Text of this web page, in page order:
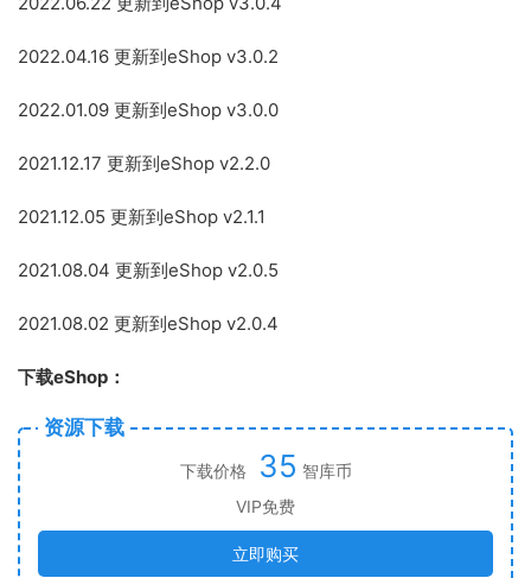
2022.04.16 更新到eShop v3.0.2
2022.01.09 更新到eShop v3.0.0
2021.12.17 更新到eShop v2.2.0
2021.12.05 更新到eShop v2.1.1
2021.08.04 更新到eShop v2.0.5
2021.08.02 更新到eShop v2.0.4
下载eShop：
资源下载
下载价格 35 智库币
VIP免费
立即购买